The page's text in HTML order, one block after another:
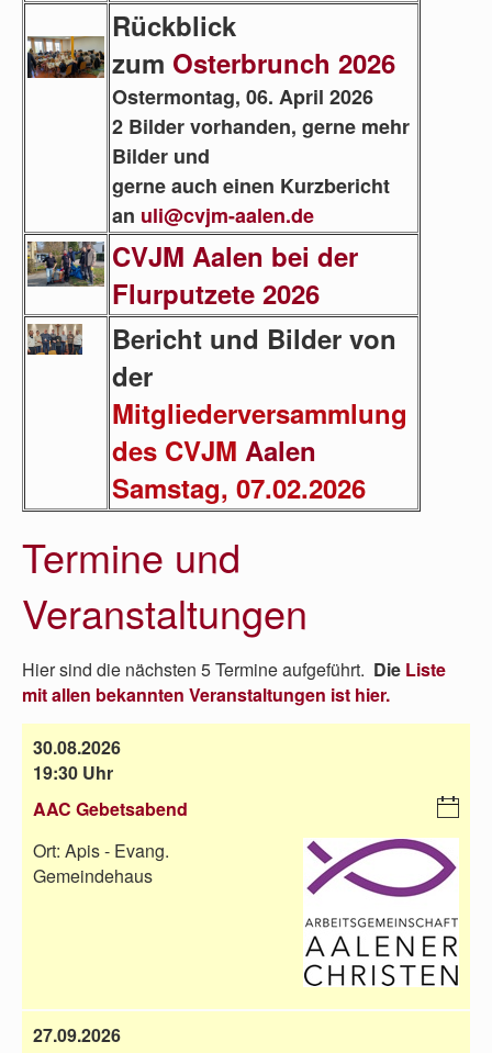
Rückblick
zum Osterbrunch 2026
Ostermontag, 06. April 2026
2 Bilder vorhanden, gerne mehr
Bilder und
gerne auch einen Kurzbericht
an uli@cvjm-aalen.de
CVJM Aalen bei der
Flurputzete 2026
Bericht und Bilder von
der
Mitgliederversammlung
des CVJM Aalen
Samstag, 07.02.2026
Termine und
Veranstaltungen
Hier sind die nächsten 5 Termine aufgeführt. Die Liste
mit allen bekannten Veranstaltungen ist hier.
30.08.2026
19:30 Uhr
AAC Gebetsabend
C
al
en
r-
D
o
w
Ort: Apis - Evang.
Gemeindehaus
27.09.2026